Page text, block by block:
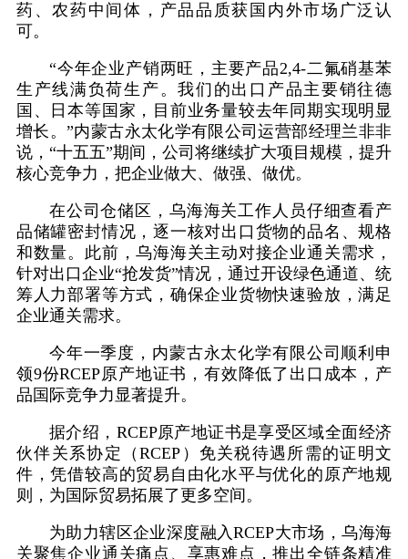
药、农药中间体，产品品质获国内外市场广泛认
可。
“今年企业产销两旺，主要产品2,4-二氟硝基苯
生产线满负荷生产。我们的出口产品主要销往德
国、日本等国家，目前业务量较去年同期实现明显
增长。”内蒙古永太化学有限公司运营部经理兰非非
说，“十五五”期间，公司将继续扩大项目规模，提升
核心竞争力，把企业做大、做强、做优。
在公司仓储区，乌海海关工作人员仔细查看产
品储罐密封情况，逐一核对出口货物的品名、规格
和数量。此前，乌海海关主动对接企业通关需求，
针对出口企业“抢发货”情况，通过开设绿色通道、统
筹人力部署等方式，确保企业货物快速验放，满足
企业通关需求。
今年一季度，内蒙古永太化学有限公司顺利申
领9份RCEP原产地证书，有效降低了出口成本，产
品国际竞争力显著提升。
据介绍，RCEP原产地证书是享受区域全面经济
伙伴关系协定（RCEP）免关税待遇所需的证明文
件，凭借较高的贸易自由化水平与优化的原产地规
则，为国际贸易拓展了更多空间。
为助力辖区企业深度融入RCEP大市场，乌海海
关聚焦企业通关痛点、享惠难点，推出全链条精准